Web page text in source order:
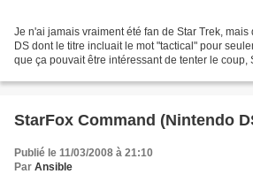
Je n'ai jamais vraiment été fan de Star Trek,
DS dont le titre incluait le mot "tactical" pour
que ça pouvait être intéressant de tenter le coup,
StarFox Command (Nintendo
Publié le 11/03/2008 à 21:10
Par Ansible